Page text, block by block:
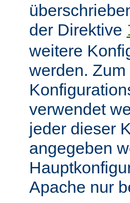
der Direktive
weitere
werden.
verwendet
jeder dieser
angegeben
Apache nur